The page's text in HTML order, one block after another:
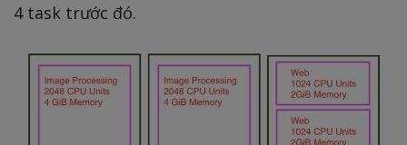
4 task trước đó.